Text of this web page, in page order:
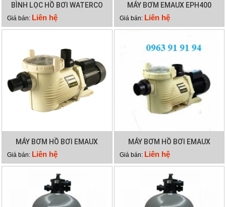
BÌNH LỌC HỒ BƠI WATERCO
S800
Giá bán: Liên hệ
MÁY BƠM EMAUX EPH400
Giá bán: Liên hệ
MÁY BƠM HỒ BƠI EMAUX
EPH300
Giá bán: Liên hệ
MÁY BƠM HỒ BƠI EMAUX
EPH200
Giá bán: Liên hệ